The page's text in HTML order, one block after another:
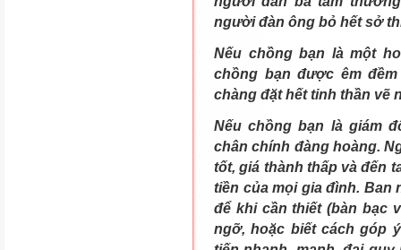
người đàn ông bỏ hết sở
Nếu chồng bạn là một
chồng bạn được êm
chàng đặt hết tinh thần vẽ
Nếu chồng bạn là giám
chân chính đàng hoàng.
tốt, giá thành thấp và đến
tiền của mọi gia đình. Ban
để khi cần thiết (bàn bạc
ngỡ, hoặc biết cách góp